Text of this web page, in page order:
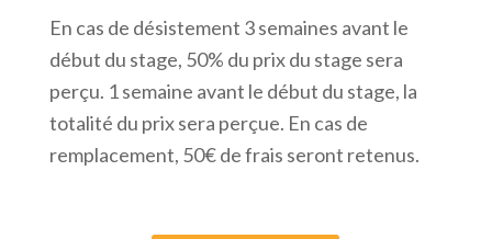
En cas de désistement 3 semaines avant le
début du stage, 50% du prix du stage sera
perçu. 1 semaine avant le début du stage, la
totalité du prix sera perçue. En cas de
remplacement, 50€ de frais seront retenus.